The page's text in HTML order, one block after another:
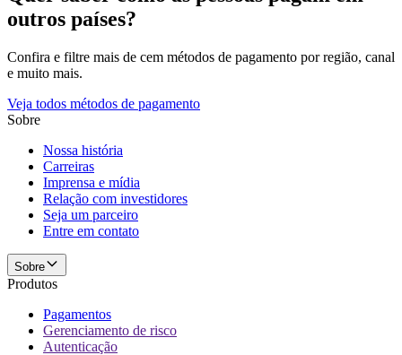
outros países?
Confira e filtre mais de cem métodos de pagamento por região, canal
e muito mais.
Veja todos métodos de pagamento
Sobre
Nossa história
Carreiras
Imprensa e mídia
Relação com investidores
Seja um parceiro
Entre em contato
Sobre
Produtos
Pagamentos
Gerenciamento de risco
Autenticação